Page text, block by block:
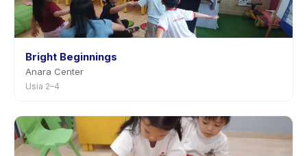
Bright Beginnings
Anara Center
Usia 2–4